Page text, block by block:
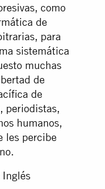
como
de
para
sistemática
muchas
de
de
periodistas,
humanos,
les percibe
Inglés